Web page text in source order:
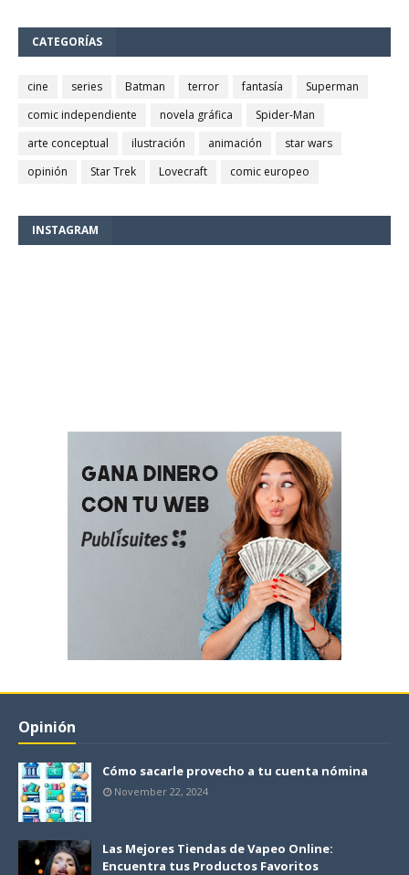
CATEGORÍAS
cine series Batman terror fantasía
Superman
comic independiente
novela gráfica
Spider-Man
arte conceptual
ilustración animación
star wars
opinión
Star Trek Lovecraft comic europeo
INSTAGRAM
Opinión
Cómo sacarle provecho a tu cuenta nómina
November 22, 2024
Las Mejores Tiendas de Vapeo Online:
Encuentra tus Productos Favoritos